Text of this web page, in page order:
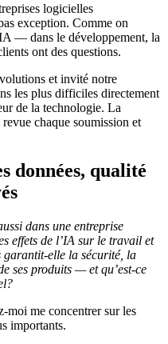
logicielles
exception. Comme on
— dans le développement, la
ont des questions.
et invité notre
les plus difficiles directement
de la technologie. La
chaque soumission et
données, qualité
dans une entreprise
effets de l’IA sur le travail et
garantit-elle la sécurité, la
ses produits — et qu’est-ce
moi me concentrer sur les
importants.